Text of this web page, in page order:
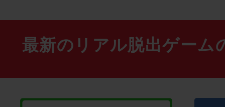
最新のリアル脱出ゲーム